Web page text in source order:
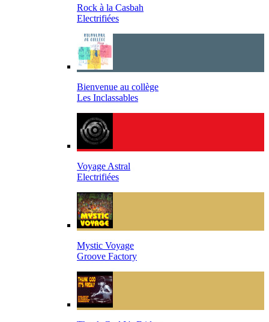
Rock à la Casbah
Electrifiées
Bienvenue au collège
Les Inclassables
Voyage Astral
Electrifiées
Mystic Voyage
Groove Factory